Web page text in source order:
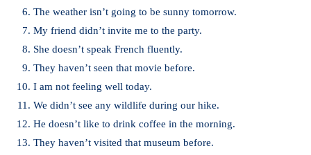
The weather isn’t going to be sunny tomorrow.
My friend didn’t invite me to the party.
She doesn’t speak French fluently.
They haven’t seen that movie before.
I am not feeling well today.
We didn’t see any wildlife during our hike.
He doesn’t like to drink coffee in the morning.
They haven’t visited that museum before.